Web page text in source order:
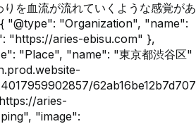
りを血流が流れていくような感覚があ
"@type": "Organization", "name":
"https://aries-ebisu.com" },
"Place", "name": "東京都渋谷区"
aries-
"image":